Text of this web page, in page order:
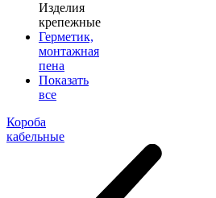
Изделия
крепежные
Герметик,
монтажная
пена
Показать
все
Короба
кабельные